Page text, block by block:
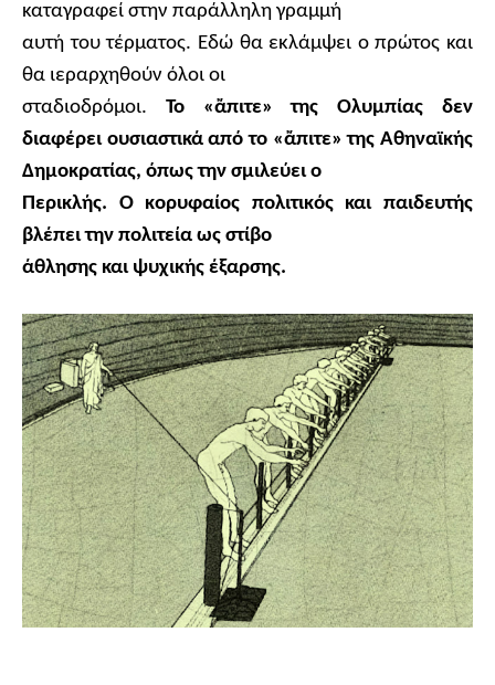
καταγραφεί στην παράλληλη γραμμή
αυτή του τέρματος. Εδώ θα εκλάμψει ο πρώτος και
θα ιεραρχηθούν όλοι οι
σταδιοδρόμοι. Το «ἄπιτε» της Ολυμπίας δεν
διαφέρει ουσιαστικά από το «ἄπιτε» της Αθηναϊκής
Δημοκρατίας, όπως την σμιλεύει ο
Περικλής. Ο κορυφαίος πολιτικός και παιδευτής
βλέπει την πολιτεία ως στίβο
άθλησης και ψυχικής έξαρσης.